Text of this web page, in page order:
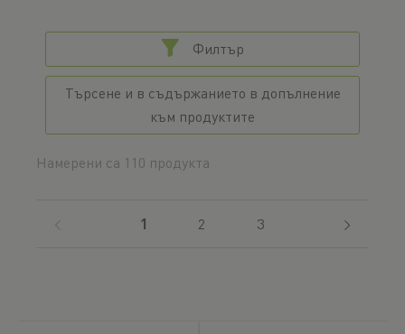
Филтър
Търсене и в съдържанието в допълнение
към продуктите
Намерени са 110 продукта
1 (current)
2 3